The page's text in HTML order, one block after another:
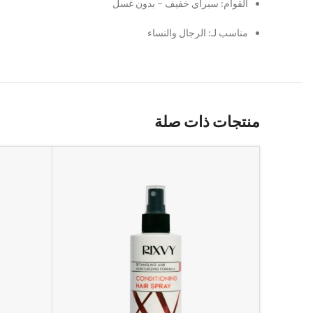
القوام: سبراي خفيف – بدون غسل
مناسب لـ: الرجال والنساء
منتجات ذات صلة